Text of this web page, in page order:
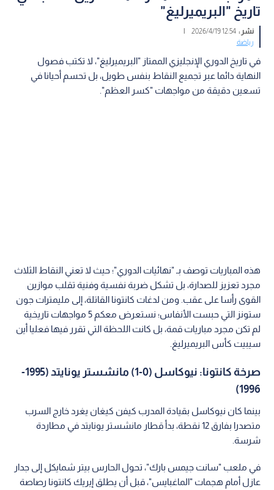
تاريخ "البريميرليغ"
نشر :12:54 2026/4/19
|
رياضة
في تاريخ الدوري الإنجليزي الممتاز "البريميرليغ"، لا تكتب فصول
النهاية دائما عبر تجميع النقاط بنفس طويل، بل تحسم أحيانا في
تسعين دقيقة من مواجهات "كسر العظم".
هذه المباريات توصف بـ "نهائيات الدوري"؛ حيث لا تعني النقاط الثلاث
مجرد تعزيز للصدارة، بل تشكل ضربة نفسية وفنية تقلب موازين
القوى رأسا على عقب. ومن لدغات كانتونا القاتلة، إلى مليمترات جون
ستونز التي حبست الأنفاس؛ نستعرض معكم 5 مواجهات تاريخية
لم تكن مجرد مباريات قمة، بل كانت اللحظة التي تقرر فيها فعليا أين
سيبيت كأس البريميرليغ.
صرخة كانتونا: نيوكاسل (0-1) مانشستر يونايتد (1995-
1996)
بينما كان نيوكاسل بقيادة المدرب كيفن كيغان يغرد خارج السرب
متصدرا بفارق 12 نقطة، بدأ قطار مانشستر يونايتد في مطاردة
شرسة.
في ملعب "سانت جيمس بارك"، تحول الحارس بيتر شمايكل إلى جدار
عازل أمام هجمات "الماغبايس"، قبل أن يطلق إيريك كانتونا رصاصة